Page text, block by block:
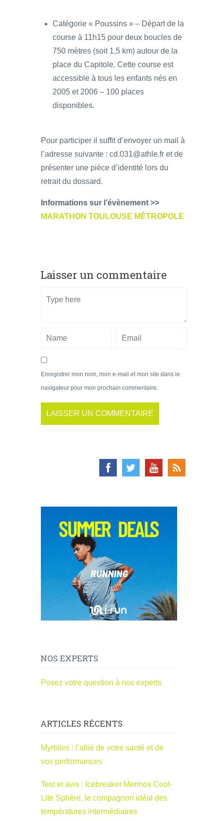
Catégorie « Poussins » – Départ de la
course à 11h15 pour deux boucles de
750 mètres (soit 1,5 km) autour de la
place du Capitole. Cette course est
accessible à tous les enfants nés en
2005 et 2006 – 100 places
disponibles.
Pour participer il suffit d’envoyer un mail à
l’adresse suivante : cd.031@athle.fr et de
présenter une pièce d’identité lors du
retrait du dossard.
Informations sur l’évènement >>
MARATHON TOULOUSE MÉTROPOLE
Laisser un commentaire
Enregistrer mon nom, mon e-mail et mon site dans le
navigateur pour mon prochain commentaire.
NOS EXPERTS
Posez votre question à nos experts
ARTICLES RÉCENTS
Myrtilles : l’allié de votre santé et de
vos performances
Test et avis : Icebreaker Merinos Cool-
Lite Sphère, le compagnon idéal des
températures intermédiaires